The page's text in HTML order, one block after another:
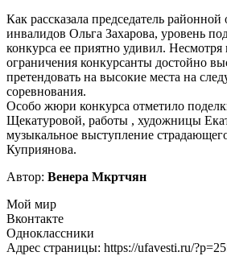
Как рассказала председатель
инвалидов Ольга Захарова, уровень
конкурса ее приятно удивил. Несмотря
ограничения конкурсанты достойно
претендовать на высокие места на
соревнования.
Особо жюри конкурса отметило
Щекатуровой, работы , художницы
музыкальное выступление
Куприянова.
Автор: Венера Мкртчян
Мой мир
Вконтакте
Одноклассники
Адрес страницы: https://ufavesti.ru/